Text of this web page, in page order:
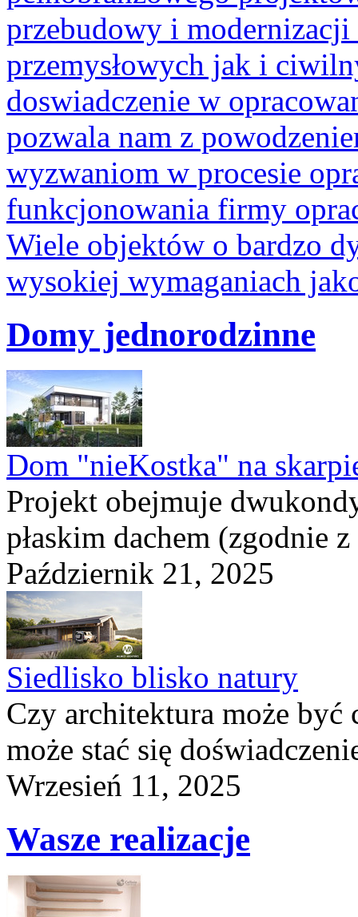
przebudowy i
przemysłowych jak i
doswiadczenie w
pozwala nam z
wyzwaniom w procesie
funkcjonowania firmy
Wiele objektów o bardzo
wysokiej wymaganiach
Domy jednorodzinne
Dom "nieKostka" na
Projekt obejmuje
płaskim dachem (zgodnie
Październik 21, 2025
Siedlisko blisko natury
Czy architektura może
może stać się
Wrzesień 11, 2025
Wasze realizacje